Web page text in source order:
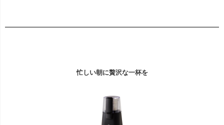
忙しい朝に贅沢な一杯を